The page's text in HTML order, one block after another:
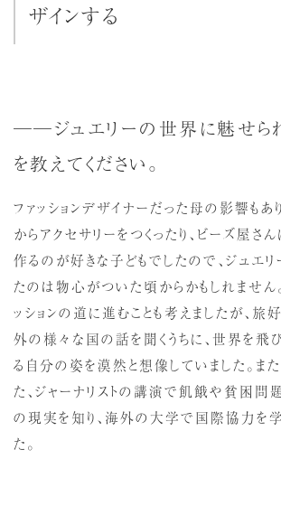
ザインする
──ジュエリーの世界に魅せら
を教えてください。
ファッションデザイナーだった母の影響もあ
からアクセサリーをつくったり、ビーズ屋さ
作るのが好きな子どもでしたので、ジュエ
たのは物心がついた頃からかもしれません
ッションの道に進むことも考えましたが、旅
外の様々な国の話を聞くうちに、世界を飛
る自分の姿を漠然と想像していました。ま
た、ジャーナリストの講演で飢餓や貧困問
の現実を知り、海外の大学で国際協力を学
た。